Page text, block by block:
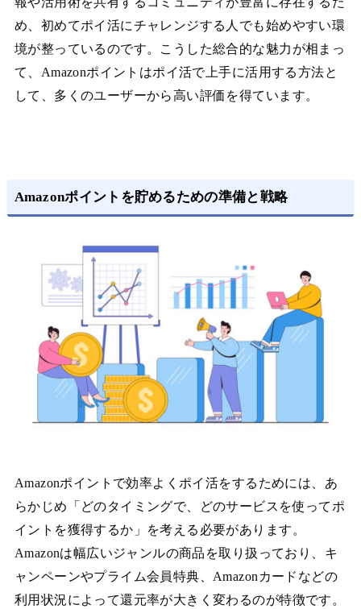
め、初めてポイ活にチャレンジする人でも始めやすい環
境が整っているのです。こうした総合的な魅力が相まっ
て、Amazonポイントはポイ活で上手に活用する方法と
して、多くのユーザーから高い評価を得ています。
Amazonポイントを貯めるための準備と戦略
Amazonポイントで効率よくポイ活をするためには、あ
らかじめ「どのタイミングで、どのサービスを使ってポ
イントを獲得するか」を考える必要があります。
Amazonは幅広いジャンルの商品を取り扱っており、キ
ャンペーンやプライム会員特典、Amazonカードなどの
利用状況によって還元率が大きく変わるのが特徴です。